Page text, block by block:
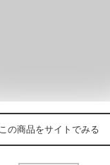
この商品をサイトでみる